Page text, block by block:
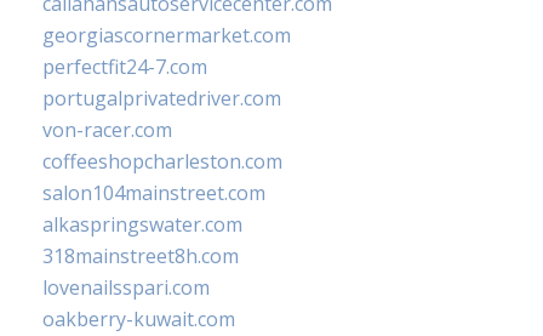
georgiascornermarket.com
perfectfit24-7.com
portugalprivatedriver.com
von-racer.com
coffeeshopcharleston.com
salon104mainstreet.com
alkaspringswater.com
318mainstreet8h.com
lovenailsspari.com
oakberry-kuwait.com